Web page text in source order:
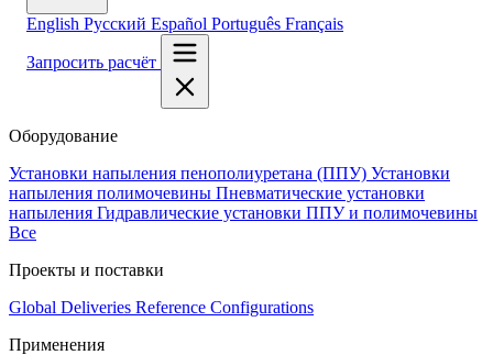
English Русский Español Português Français
Запросить расчёт
Оборудование
Установки напыления пенополиуретана (ППУ) Установки
напыления полимочевины Пневматические установки
напыления Гидравлические установки ППУ и полимочевины
Все
Проекты и поставки
Global Deliveries Reference Configurations
Применения